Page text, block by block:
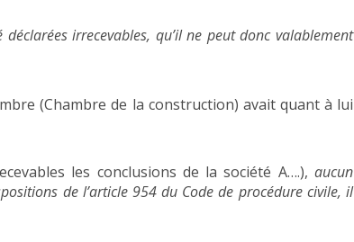
irrecevables, qu’il ne peut donc valablement
(Chambre de la construction) avait quant à lui
les conclusions de la société A….),aucun
de l’article 954 du Code de procédure civile, il